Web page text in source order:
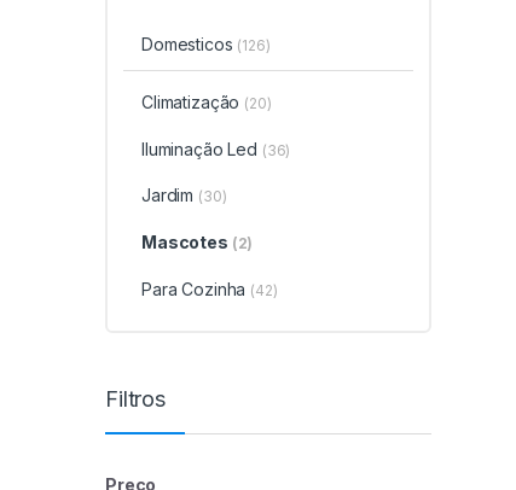
Domesticos (126)
Climatização (20)
Iluminação Led (36)
Jardim (30)
Mascotes (2)
Para Cozinha (42)
Filtros
Preço